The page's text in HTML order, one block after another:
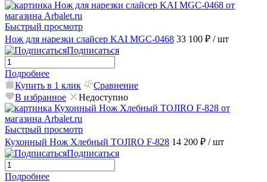
Быстрый просмотр
Нож для нарезки слайсер KAI MGC-0468 33 100 ₽ / шт
Подписаться
Подробнее
Купить в 1 клик
Сравнение
В избранное
Недоступно
Быстрый просмотр
Кухонный Нож Хлебный TOJIRO F-828 14 200 ₽ / шт
Подписаться
Подробнее